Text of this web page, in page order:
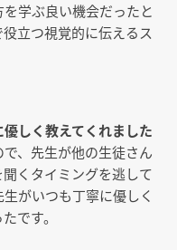
学ぶ良い機会だったと
立つ視覚的に伝えるス
く教えてくれました
、先生が他の生徒さん
くタイミングを逃して
がいつも丁寧に優しく
です。